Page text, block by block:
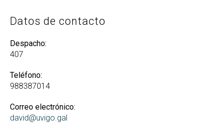
Datos de contacto
Despacho:
407
Teléfono:
988387014
Correo electrónico:
david@uvigo.gal